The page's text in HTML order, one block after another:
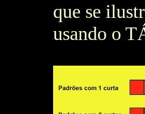
que se
usando o